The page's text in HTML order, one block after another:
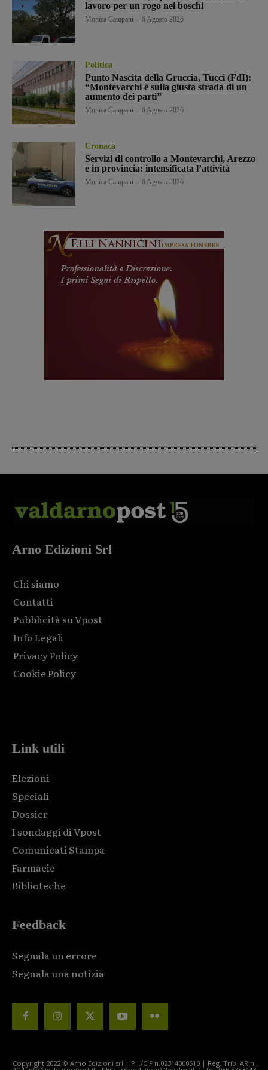
lavoro per un rogo nei boschi
Monica Campani 8 Agosto 2026
Politica
Punto Nascita della Gruccia, Tucci (FdI):
“Montevarchi è sulla giusta strada di un
aumento dei parti”
Monica Campani 8 Agosto 2026
Cronaca
Servizi di controllo a Montevarchi, Arezzo
e in provincia: intensificata l’attività
Monica Campani 8 Agosto 2026
Arno Edizioni Srl
Chi siamo
Contatti
Pubblicità su Vpost
Info Legali
Privacy Policy
Cookie Policy
Link utili
Elezioni
Speciali
Dossier
I sondaggi di Vpost
Comunicati Stampa
Farmacie
Biblioteche
Feedback
Segnala un errore
Segnala una notizia
Copyright 2022 © Arno Edizioni srl | P.I./C.F n.02314000510 | Reg. Trib. AR n.